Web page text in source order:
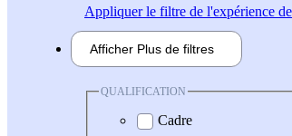
Appliquerle filtre de l'expérience
Afficher Plus de filtres
QUALIFICATION
Cadre